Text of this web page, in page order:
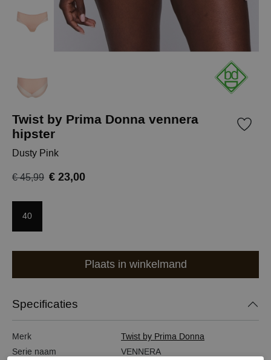
Twist by Prima Donna vennera
hipster
Dusty Pink
€ 45,99 € 23,00
40
Plaats in winkelmand
Specificaties
Merk
Twist by Prima Donna
Serie naam
VENNERA